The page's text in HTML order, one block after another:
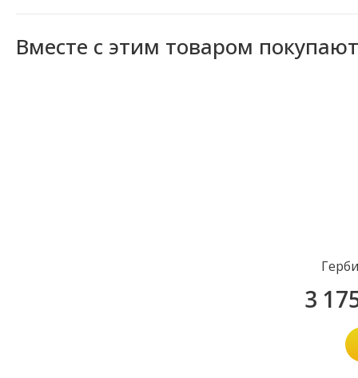
Вместе с этим товаром покупают
3